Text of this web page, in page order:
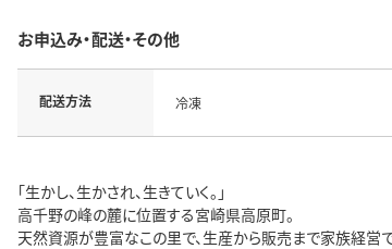
お申込み・配送・その他
配送方法 冷凍
「生かし、生かされ、生きていく。」
高千野の峰の麓に位置する宮崎県高原町。
天然資源が豊富なこの里で、生産から販売まで家族経営で